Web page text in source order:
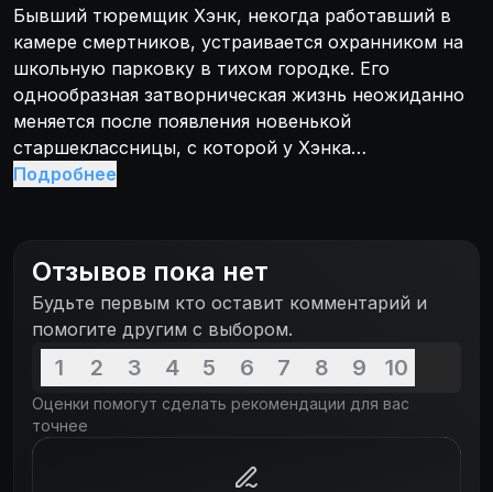
Бывший тюремщик Хэнк, некогда работавший в
камере смертников, устраивается охранником на
школьную парковку в тихом городке. Его
однообразная затворническая жизнь неожиданно
меняется после появления новенькой
старшеклассницы, с которой у Хэнка
завязываются неоднозначные отношения.
Подробнее
Отзывов пока нет
Будьте первым кто оставит комментарий и
помогите другим с выбором.
1 2 3 4 5 6 7 8 9 10
Оценки помогут сделать рекомендации для вас
точнее